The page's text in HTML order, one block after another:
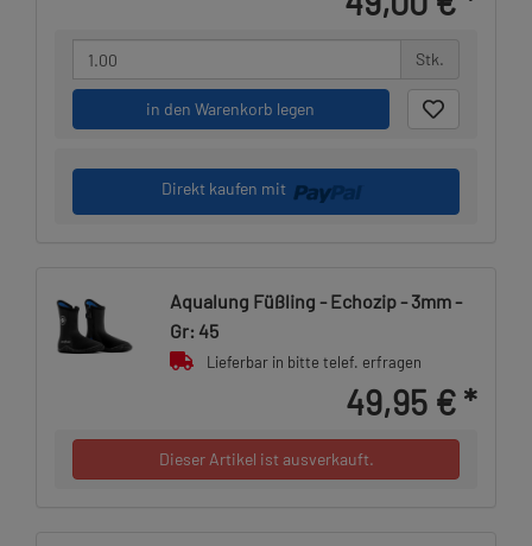
Stk.
in den Warenkorb legen
Direkt kaufen mit
Aqualung Füßling - Echozip - 3mm -
Gr: 45
Lieferbar in bitte telef. erfragen
49,95 € *
Dieser Artikel ist ausverkauft.